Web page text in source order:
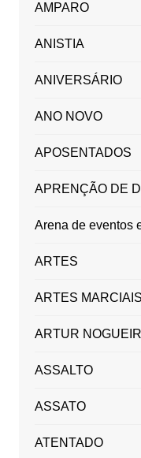
AMPARO
ANISTIA
ANIVERSÁRIO
ANO NOVO
APOSENTADOS
APRENÇÃO DE
Arena de eventos
ARTES
ARTES MARCIAIS
ARTUR
ASSALTO
ASSATO
ATENTADO